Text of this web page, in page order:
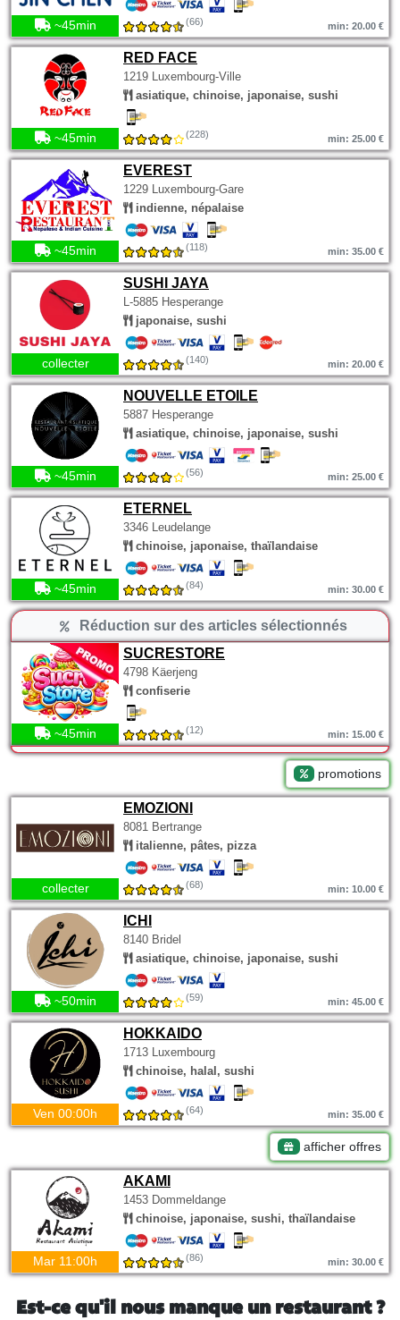
~45min (66) min: 20.00 €
RED FACE
1219 Luxembourg-Ville
asiatique, chinoise, japonaise, sushi
~45min (228) min: 25.00 €
EVEREST
1229 Luxembourg-Gare
indienne, népalaise
~45min (118) min: 35.00 €
SUSHI JAYA
L-5885 Hesperange
japonaise, sushi
collecter (140) min: 20.00 €
NOUVELLE ETOILE
5887 Hesperange
asiatique, chinoise, japonaise, sushi
~45min (56) min: 25.00 €
ETERNEL
3346 Leudelange
chinoise, japonaise, thaïlandaise
~45min (84) min: 30.00 €
Réduction sur des articles sélectionnés
SUCRESTORE
4798 Käerjeng
confiserie
~45min (12) min: 15.00 €
promotions
EMOZIONI
8081 Bertrange
italienne, pâtes, pizza
collecter (68) min: 10.00 €
ICHI
8140 Bridel
asiatique, chinoise, japonaise, sushi
~50min (59) min: 45.00 €
HOKKAIDO
1713 Luxembourg
chinoise, halal, sushi
Ven 00:00h (64) min: 35.00 €
afficher offres
AKAMI
1453 Dommeldange
chinoise, japonaise, sushi, thaïlandaise
Mar 11:00h (86) min: 30.00 €
Est-ce qu'il nous manque un restaurant ?